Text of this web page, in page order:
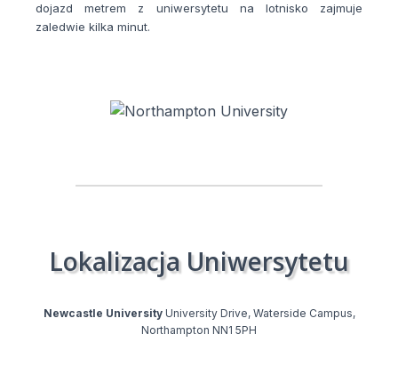
dojazd metrem z uniwersytetu na lotnisko zajmuje
zaledwie kilka minut.
Lokalizacja Uniwersytetu
Newcastle UniversityUniversity Drive, Waterside Campus,
Northampton NN1 5PH